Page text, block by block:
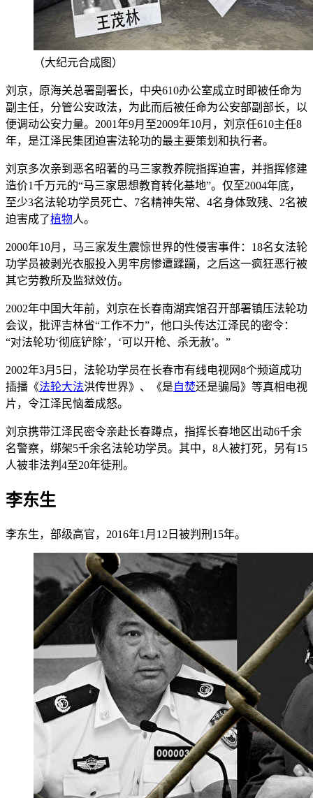
（大纪元合成图）
刘京，原海关总署副署长，中央610办公室成立时即被任命为
副主任，分管公安政法，为此而后被任命为公安部副部长，以
便调动公安力量。2001年9月至2009年10月，刘京任610主任8
年，是江泽民集团迫害法轮功的最主要策划和执行者。
刘京多次亲到恶名昭著的马三家教养院指挥迫害，并指挥修建
造价1千万元的“马三家思想教育转化基地”。仅至2004年底，
至少3名法轮功学员死亡、7名精神失常、4名身体致残、2名被
迫害成了植物人。
2000年10月，马三家发生震惊世界的性侵害事件：18名女法轮
功学员被剥光衣服投入男牢房惨遭蹂躏，之后这一疯狂恶行被
其它劳教所及监狱效仿。
2002年中国大年前，刘京在长春南湖宾馆召开部署镇压法轮功
会议，批评吉林省“工作不力”，他口头传达江泽民的密令：
“对法轮功‘彻底铲除’，‘可以开枪、杀无赦’。”
2002年3月5日，法轮功学员在长春市有线电视网8个频道成功
插播《法轮大法洪传世界》、《是自焚还是骗局》等真相电视
片，令江泽民恼羞成怒。
刘京携带江泽民密令亲赴长春蹲点，指挥长春地区出动6千余
名警察，绑架5千余名法轮功学员。其中，8人被打死，另有15
人被非法判4至20年徒刑。
李东生
李东生，部级高官，2016年1月12日被判刑15年。